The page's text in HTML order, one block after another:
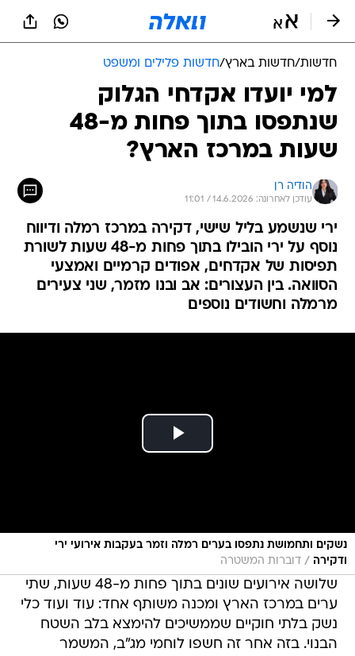
חדשות/חדשות בארץ/חדשות פלילים ומשפט
למי יועדו אקדחי הגלוק
שנתפסו בתוך פחות מ-48
שעות במרכז הארץ?
הודיה רן
עודכן לאחרונה: 14.6.2026 / 11:01
ירי שנשמע בליל שישי, דקירה במרכז רמלה ודיווח
נוסף על ירי הובילו בתוך פחות מ-48 שעות לשורת
תפיסות של אקדחים, אפודים קרמיים ואמצעי
הסוואה. בין העצורים: אב ובנו מזמר, שני צעירים
מרמלה וחשודים נוספים
נשקים ותחמושת נתפסו בערים רמלה וזמר בעקבות אירועי ירי
ודקירה / דוברות המשטרה
שלושה אירועים שונים בתוך פחות מ-48 שעות, שתי
ערים במרכז הארץ ומכנה משותף אחד: עוד ועוד כלי
נשק בלתי חוקיים שממשיכים להימצא בלב השטח
הבנוי. בזה אחר זה חשפו לוחמי מג"ב, המשמר